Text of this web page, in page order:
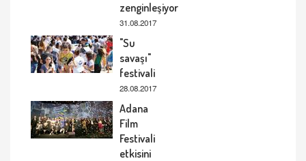
zenginleşiyor
31.08.2017
"Su
savaşı"
festivali
28.08.2017
Adana
Film
Festivali
etkisini